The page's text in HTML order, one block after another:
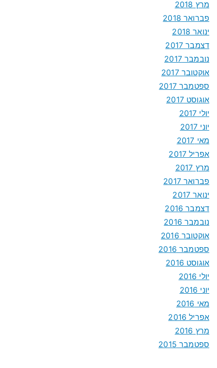
מרץ 2018
פברואר 2018
ינואר 2018
דצמבר 2017
נובמבר 2017
אוקטובר 2017
ספטמבר 2017
אוגוסט 2017
יולי 2017
יוני 2017
מאי 2017
אפריל 2017
מרץ 2017
פברואר 2017
ינואר 2017
דצמבר 2016
נובמבר 2016
אוקטובר 2016
ספטמבר 2016
אוגוסט 2016
יולי 2016
יוני 2016
מאי 2016
אפריל 2016
מרץ 2016
ספטמבר 2015